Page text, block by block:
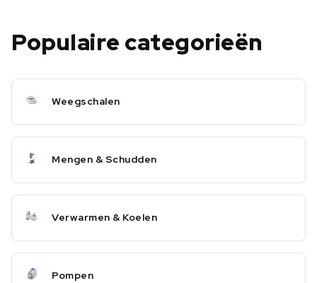
Populaire categorieën
Weegschalen
Mengen & Schudden
Verwarmen & Koelen
Pompen